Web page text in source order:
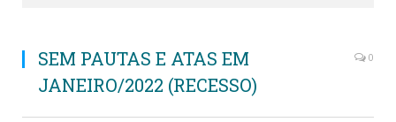
SEM PAUTAS E ATAS EM
JANEIRO/2022 (RECESSO)
0